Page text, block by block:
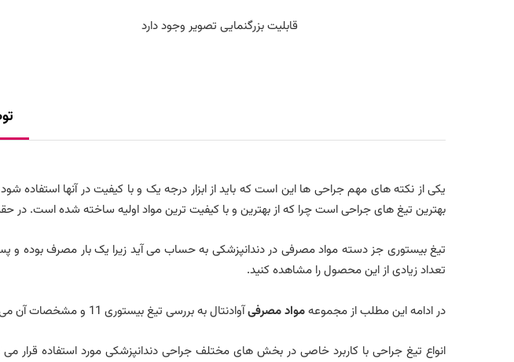
قابلیت بزرگنمایی تصویر وجود دارد
بهترین تیغ های جراحی است چرا که از بهترین و با کیفیت ترین مواد اولیه ساخته شده است. در
تیغ بیستوری جز دسته مواد مصرفی در دندانپزشکی به حساب می آید زیرا یک بار مصرف بوده و
تعداد زیادی از این محصول را مشاهده کنید.
در ادامه این مطلب از مجموعهمواد مصرفیآوادنتال به بررسی تیغ بیستوری 11 و مشخصات آن می پردازیم تا با این محصول بهتر آشنا شویم.
انواع تیغ جراحی با کاربرد خاصی در بخش های مختلف جراحی دندانپزشکی مورد استفاده قرار می